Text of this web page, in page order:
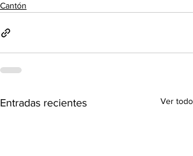
Cantón
Entradas recientes Ver todo